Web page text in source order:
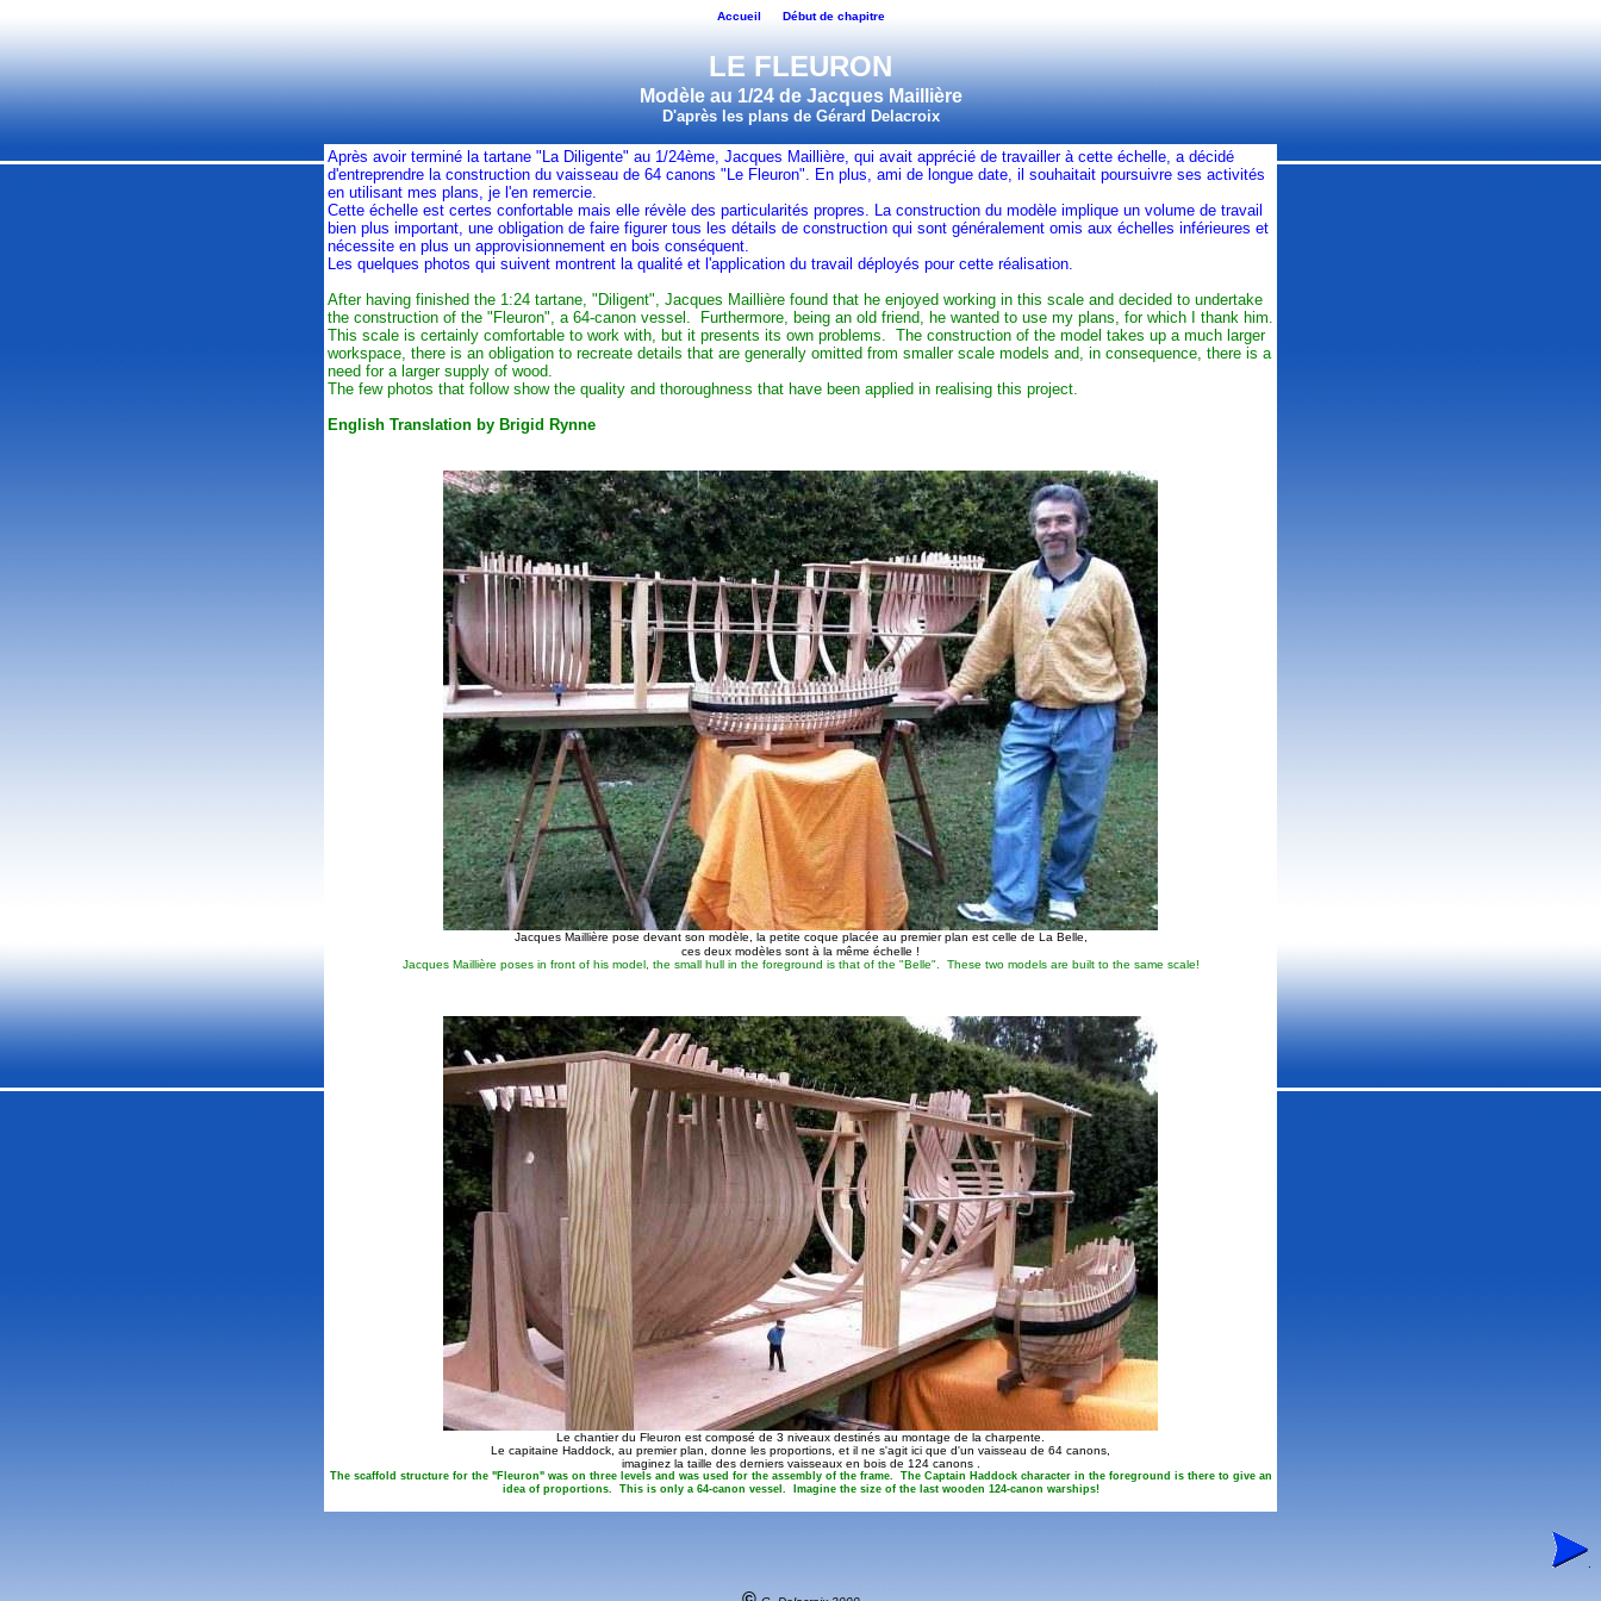
Accueil Début de chapitre
LE FLEURON
Modèle au 1/24 de Jacques Maillière
D'après les plans de Gérard Delacroix
Après avoir terminé la tartane " La Diligente" au 1/24ème, Jacques Maillière, qui avait apprécié de travailler à cette échelle, a décidé
d'entreprendre la construction du vaisseau de 64 canons "Le Fleuron". En plus, ami de longue date, il souhaitait poursuivre ses activités
en utilisant mes plans, je l'en remercie.
Cette échelle est certes confortable mais elle révèle des particularités propres. La construction du modèle implique un volume de travail
bien plus important, une obligation de faire figurer tous les détails de construction qui sont généralement omis aux échelles inférieures et
nécessite en plus un approvisionnement en bois conséquent.
Les quelques photos qui suivent montrent la qualité et l'application du travail déployés pour cette réalisation.
After having finished the 1:24 tartane, "Diligent", Jacques Maillière found that he enjoyed working in this scale and decided to undertake
the construction of the "Fleuron", a 64-canon vessel. Furthermore, being an old friend, he wanted to use my plans, for which I thank him.
This scale is certainly comfortable to work with, but it presents its own problems. The construction of the model takes up a much larger
workspace, there is an obligation to recreate details that are generally omitted from smaller scale models and, in consequence, there is a
need for a larger supply of wood.
The few photos that follow show the quality and thoroughness that have been applied in realising this project.
English Translation by Brigid Rynne
Jacques Maillière pose devant son modèle, la petite coque placée au premier plan est celle de La Belle,
ces deux modèles sont à la même échelle !
Jacques Maillière poses in front of his model, the small hull in the foreground is that of the "Belle". These two models are built to the same scale!
Le chantier du Fleuron est composé de 3 niveaux destinés au montage de la charpente.
Le capitaine Haddock, au premier plan, donne les proportions, et il ne s'agit ici que d'un vaisseau de 64 canons,
imaginez la taille des derniers vaisseaux en bois de 124 canons .
The scaffold structure for the "Fleuron" was on three levels and was used for the assembly of the frame. The Captain Haddock character in the foreground is there to give an
idea of proportions. This is only a 64-canon vessel. Imagine the size of the last wooden 124-canon warships!